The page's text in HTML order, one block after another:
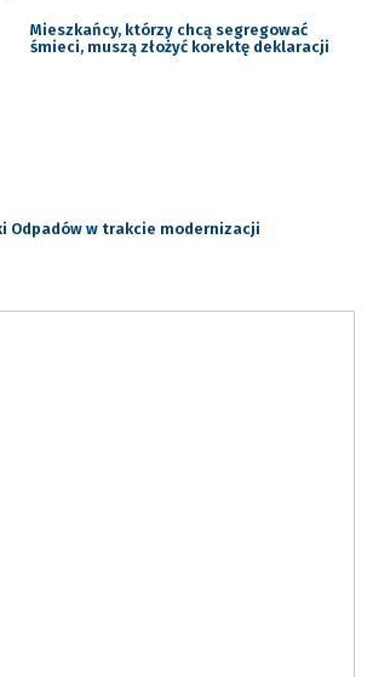
Mieszkańcy, którzy chcą segregować
śmieci, muszą złożyć korektę deklaracji
Odpadów w trakcie modernizacji